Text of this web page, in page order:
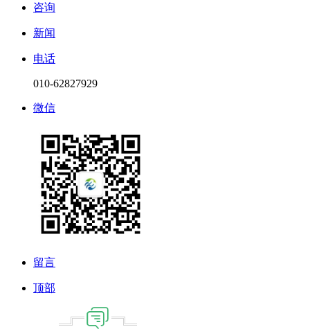
咨询
新闻
电话
010-62827929
微信
留言
顶部